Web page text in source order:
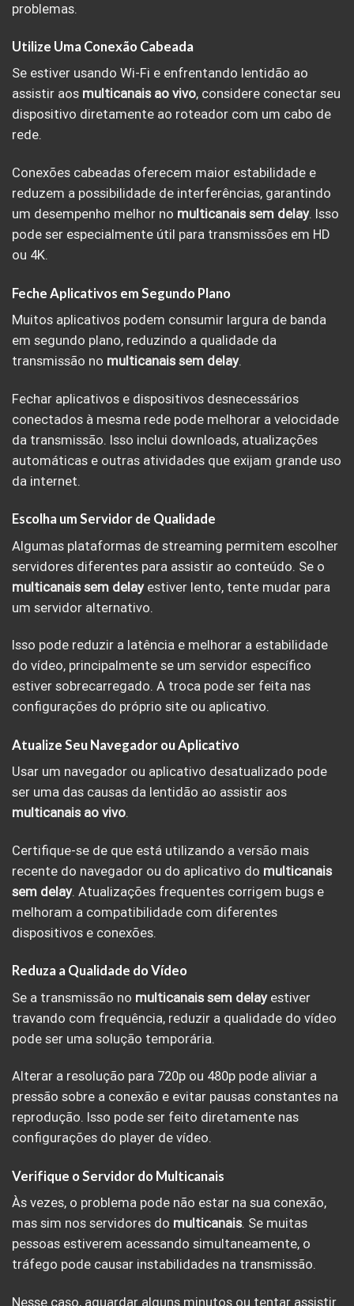
problemas.
Utilize Uma Conexão Cabeada
Se estiver usando Wi-Fi e enfrentando lentidão ao
assistir aos multicanais ao vivo, considere conectar seu
dispositivo diretamente ao roteador com um cabo de
rede.
Conexões cabeadas oferecem maior estabilidade e
reduzem a possibilidade de interferências, garantindo
um desempenho melhor no multicanais sem delay. Isso
pode ser especialmente útil para transmissões em HD
ou 4K.
Feche Aplicativos em Segundo Plano
Muitos aplicativos podem consumir largura de banda
em segundo plano, reduzindo a qualidade da
transmissão no multicanais sem delay.
Fechar aplicativos e dispositivos desnecessários
conectados à mesma rede pode melhorar a velocidade
da transmissão. Isso inclui downloads, atualizações
automáticas e outras atividades que exijam grande uso
da internet.
Escolha um Servidor de Qualidade
Algumas plataformas de streaming permitem escolher
servidores diferentes para assistir ao conteúdo. Se o
multicanais sem delayestiver lento, tente mudar para
um servidor alternativo.
Isso pode reduzir a latência e melhorar a estabilidade
do vídeo, principalmente se um servidor específico
estiver sobrecarregado. A troca pode ser feita nas
configurações do próprio site ou aplicativo.
Atualize Seu Navegador ou Aplicativo
Usar um navegador ou aplicativo desatualizado pode
ser uma das causas da lentidão ao assistir aos
multicanais ao vivo.
Certifique-se de que está utilizando a versão mais
recente do navegador ou do aplicativo do multicanais
sem delay. Atualizações frequentes corrigem bugs e
melhoram a compatibilidade com diferentes
dispositivos e conexões.
Reduza a Qualidade do Vídeo
Se a transmissão no multicanais sem delayestiver
travando com frequência, reduzir a qualidade do vídeo
pode ser uma solução temporária.
Alterar a resolução para 720p ou 480p pode aliviar a
pressão sobre a conexão e evitar pausas constantes na
reprodução. Isso pode ser feito diretamente nas
configurações do player de vídeo.
Verifique o Servidor do Multicanais
Às vezes, o problema pode não estar na sua conexão,
mas sim nos servidores do multicanais. Se muitas
pessoas estiverem acessando simultaneamente, o
tráfego pode causar instabilidades na transmissão.
Nesse caso, aguardar alguns minutos ou tentar assistir